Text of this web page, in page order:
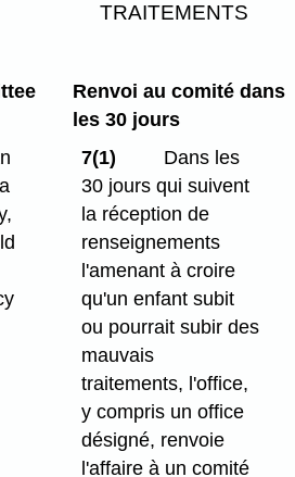
TRAITEMENTS
Renvoi au comité dans
les 30 jours
7(1)
Dans les
30 jours qui suivent
la réception de
renseignements
l'amenant à croire
qu'un enfant subit
ou pourrait subir des
mauvais
traitements, l'office,
y compris un office
désigné, renvoie
l'affaire à un comité